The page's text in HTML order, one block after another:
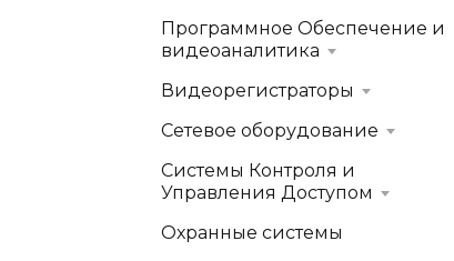
Программное Обеспечение и
видеоаналитика
Видеорегистраторы
Сетевое оборудование
Системы Контроля и
Управления Доступом
Охранные системы